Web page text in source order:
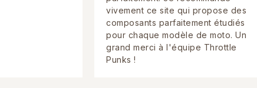
vivement ce site qui propose des
composants parfaitement étudiés
pour chaque modèle de moto. Un
grand merci à l'équipe Throttle
Punks !